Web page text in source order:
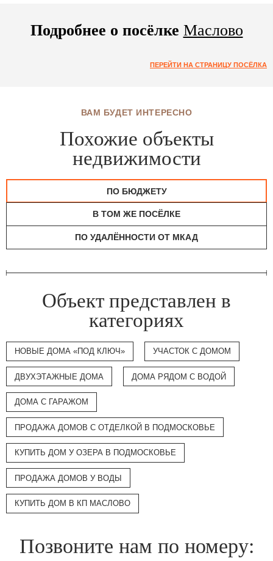
Подробнее о посёлке Маслово
ПЕРЕЙТИ НА СТРАНИЦУ ПОСЁЛКА
ВАМ БУДЕТ ИНТЕРЕСНО
Похожие объекты
недвижимости
ПО БЮДЖЕТУ
В ТОМ ЖЕ ПОСЁЛКЕ
ПО УДАЛЁННОСТИ ОТ МКАД
Объект представлен в
категориях
НОВЫЕ ДОМА «ПОД КЛЮЧ» УЧАСТОК С ДОМОМ
ДВУХЭТАЖНЫЕ ДОМА ДОМА РЯДОМ С ВОДОЙ
ДОМА С ГАРАЖОМ
ПРОДАЖА ДОМОВ С ОТДЕЛКОЙ В ПОДМОСКОВЬЕ
КУПИТЬ ДОМ У ОЗЕРА В ПОДМОСКОВЬЕ
ПРОДАЖА ДОМОВ У ВОДЫ
КУПИТЬ ДОМ В КП МАСЛОВО
Позвоните нам по номеру: